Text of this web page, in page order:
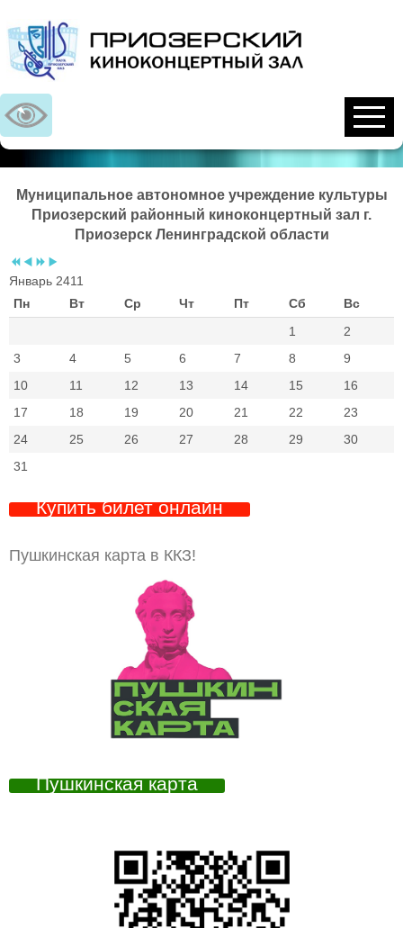
Муниципальное автономное учреждение культуры
Приозерский районный киноконцертный зал г.
Приозерск Ленинградской области
Предыдущий
Предыдущий
Следующий
Следующий
Январь 2411
Пн
Вт Ср Чт Пт Сб
Вс
1
2
3
4 5 6 7 8
9
10
11 12 13 14 15
16
17
18 19 20 21 22
23
24
25 26 27 28 29
30
31
Купить билет онлайн
Пушкинская карта в ККЗ!
Пушкинская карта